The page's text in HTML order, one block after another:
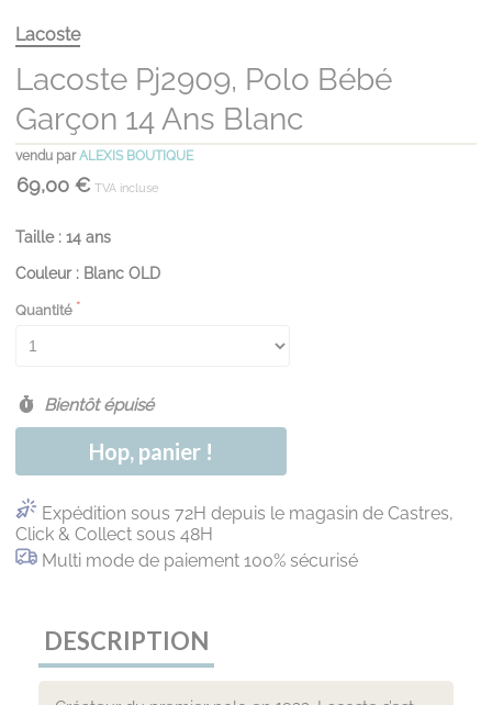
Lacoste
Lacoste Pj2909, Polo Bébé
Garçon 14 Ans Blanc
vendu parALEXIS BOUTIQUE
69,00 € TVA incluse
Taille : 14 ans
Couleur : Blanc OLD
Quantité
Bientôt épuisé
Hop, panier !
Expédition sous 72H depuis le magasin de Castres,
Click & Collect sous 48H
Multi mode de paiement 100% sécurisé
DESCRIPTION